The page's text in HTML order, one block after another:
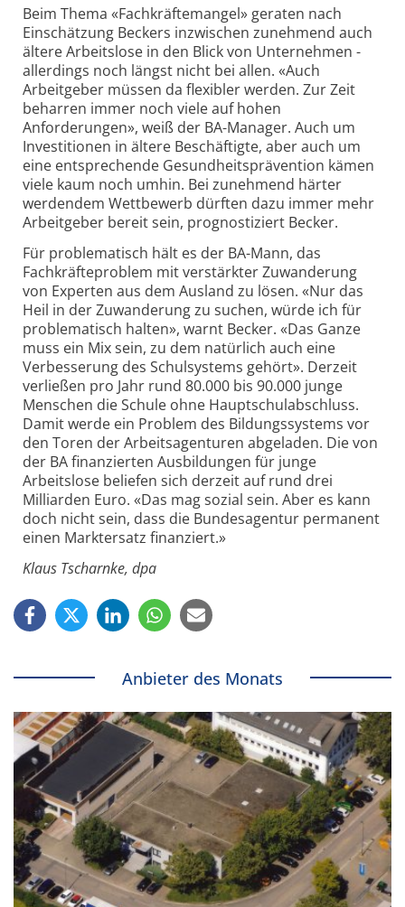
Beim Thema «Fachkräftemangel» geraten nach
Einschätzung Beckers inzwischen zunehmend auch
ältere Arbeitslose in den Blick von Unternehmen -
allerdings noch längst nicht bei allen. «Auch
Arbeitgeber müssen da flexibler werden. Zur Zeit
beharren immer noch viele auf hohen
Anforderungen», weiß der BA-Manager. Auch um
Investitionen in ältere Beschäftigte, aber auch um
eine entsprechende Gesundheitsprävention kämen
viele kaum noch umhin. Bei zunehmend härter
werdendem Wettbewerb dürften dazu immer mehr
Arbeitgeber bereit sein, prognostiziert Becker.
Für problematisch hält es der BA-Mann, das
Fachkräfteproblem mit verstärkter Zuwanderung
von Experten aus dem Ausland zu lösen. «Nur das
Heil in der Zuwanderung zu suchen, würde ich für
problematisch halten», warnt Becker. «Das Ganze
muss ein Mix sein, zu dem natürlich auch eine
Verbesserung des Schulsystems gehört». Derzeit
verließen pro Jahr rund 80.000 bis 90.000 junge
Menschen die Schule ohne Hauptschulabschluss.
Damit werde ein Problem des Bildungssystems vor
den Toren der Arbeitsagenturen abgeladen. Die von
der BA finanzierten Ausbildungen für junge
Arbeitslose beliefen sich derzeit auf rund drei
Milliarden Euro. «Das mag sozial sein. Aber es kann
doch nicht sein, dass die Bundesagentur permanent
einen Marktersatz finanziert.»
Klaus Tscharnke, dpa
Anbieter des Monats